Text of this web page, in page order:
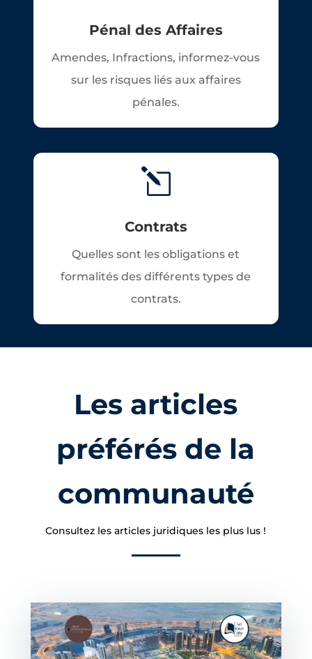
Pénal des Affaires
Amendes, Infractions, informez-vous
sur les risques liés aux affaires
pénales.
l
Contrats
Quelles sont les obligations et
formalités des différents types de
contrats.
Les articles
préférés de la
communauté
Consultez les articles juridiques les plus lus !